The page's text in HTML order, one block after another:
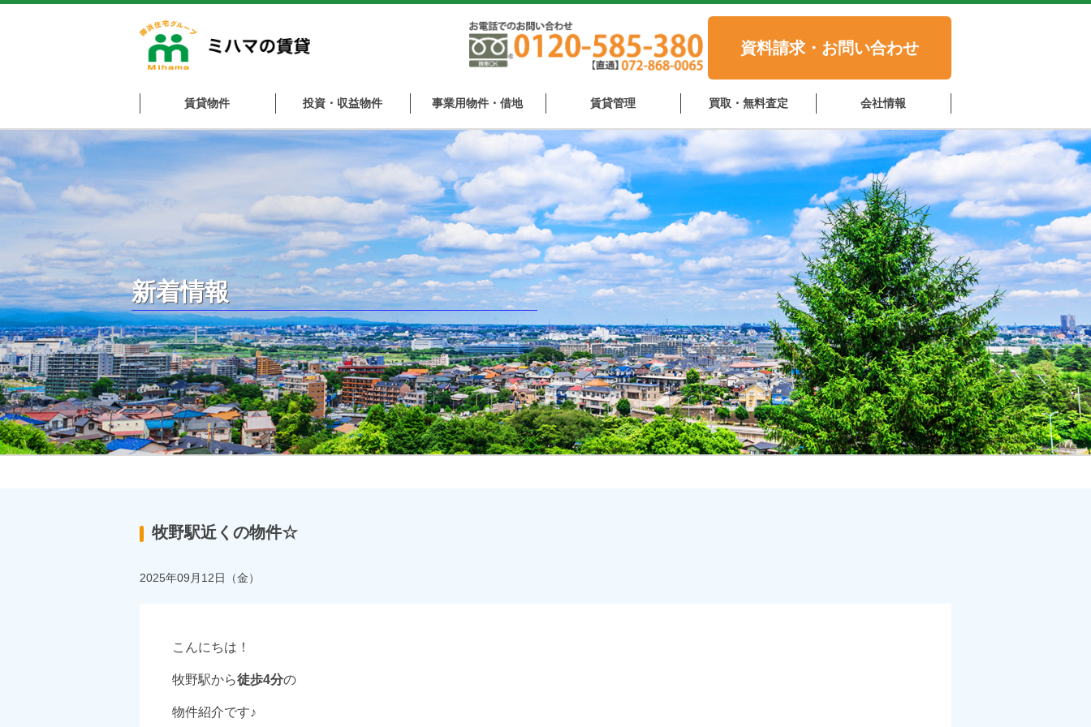
資料請求・お問い合わせ
賃貸物件 投資・収益物件 事業用物件・借地 賃貸管理 買取・無料査定 会社情報
新着情報
牧野駅近くの物件☆
2025年09月12日（金）
こんにちは！
牧野駅から徒歩4分の
物件紹介です♪